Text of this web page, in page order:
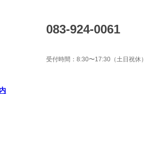
083-924-0061
受付時間：8:30〜17:30（土日祝休）